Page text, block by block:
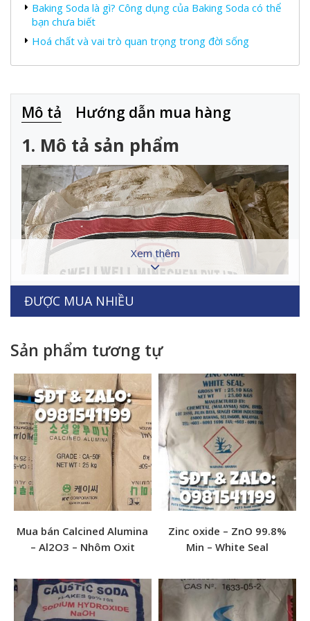
Baking Soda là gì? Công dụng của Baking Soda có thể
bạn chưa biết
Hoá chất và vai trò quan trọng trong đời sống
Mô tả Hướng dẫn mua hàng
1. Mô tả sản phẩm
Tên sản phẩm: BENTONITE API 13A SEC 11
Xuất xứ: Ấn Độ
Ngoại quan: Bột nâu nhạt
Xem thêm
ĐƯỢC MUA NHIỀU
Sản phẩm tương tự
Mua bán Calcined Alumina
– Al2O3 – Nhôm Oxit
Zinc oxide – ZnO 99.8%
Min – White Seal